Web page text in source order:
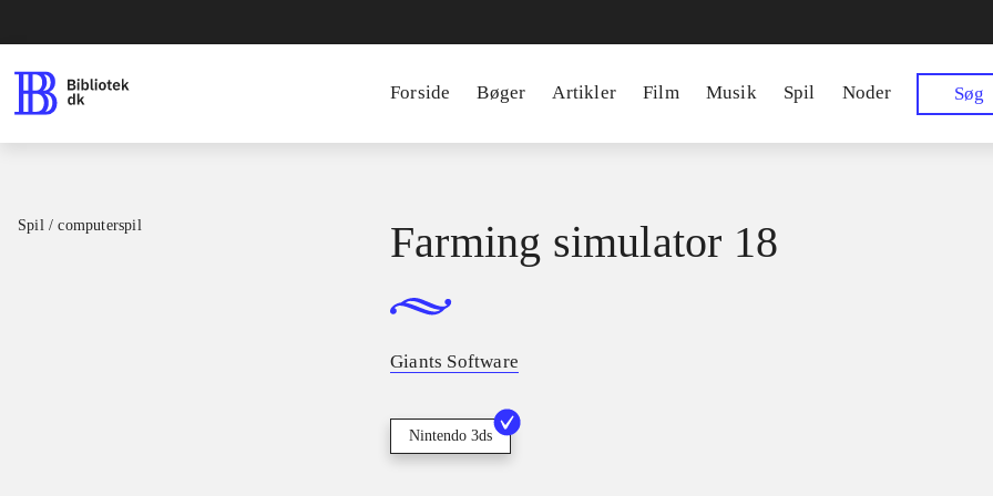
Forside Bøger Artikler Film Musik Spil Noder Søg
Spil / computerspil Farming simulator 18
Giants Software
Nintendo 3ds